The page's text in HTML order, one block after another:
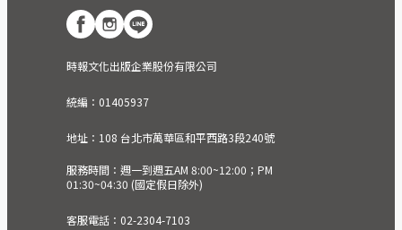
時報文化出版企業股份有限公司
統編：01405937
地址：108 台北市萬華區和平西路3段240號
服務時間：週一到週五AM 8:00~12:00；PM
01:30~04:30 (國定假日除外)
客服電話：02-2304-7103